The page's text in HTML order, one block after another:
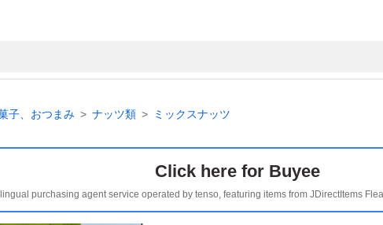
子、おつまみ ナッツ類 ミックスナッツ
Click here for Buyee
purchasing agent service operated by tenso, featuring items from JDirectItems